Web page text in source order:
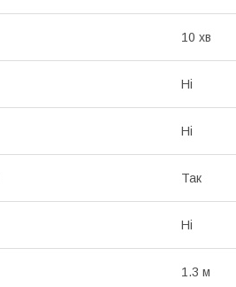
10 хв
Ні
Ні
Так
Ні
1.3 м